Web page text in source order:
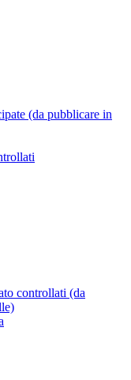
(da pubblicare in
controllati (da